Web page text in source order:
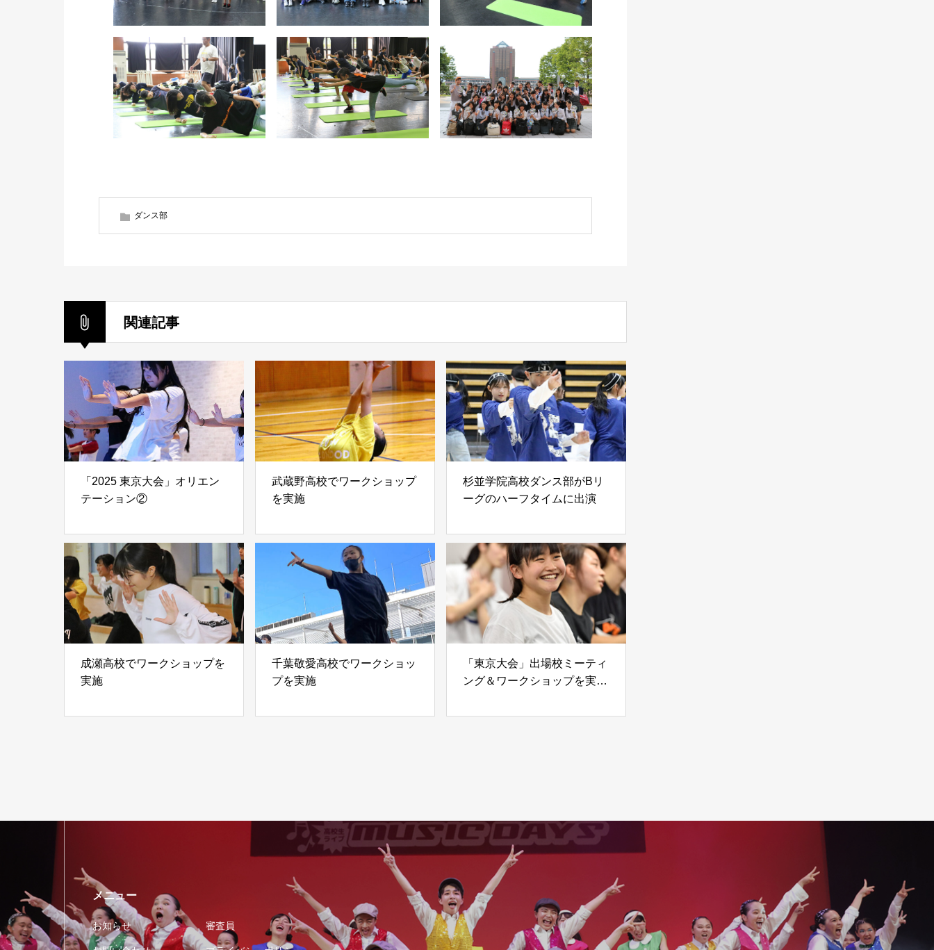
ダンス部
関連記事
「2025 東京大会」オリエン
テーション②
武蔵野高校でワークショップ
を実施
杉並学院高校ダンス部がBリ
ーグのハーフタイムに出演
成瀬高校でワークショップを
実施
千葉敬愛高校でワークショッ
プを実施
「東京大会」出場校ミーティ
ング＆ワークショップを実施
メニュー
お知らせ 審査員